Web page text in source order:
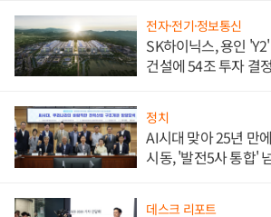
전자·전기·정보통신
SK하이닉스, 용인
건설에 54조 투자 결정
정치
AI시대 맞아 25년 만
시동, '발전5사 통합'
데스크 리포트